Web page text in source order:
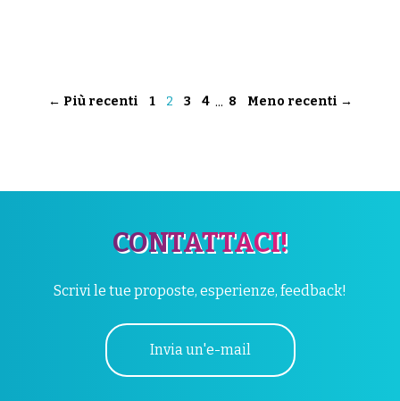
← Più recenti 1 2 3 4 ... 8 Meno recenti →
CONTATTACI!
Scrivi le tue proposte, esperienze, feedback!
Invia un'e-mail